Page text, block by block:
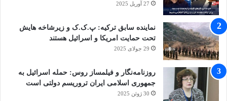
27 آوریل 2025
نماینده سابق ترکیه: پ.ک.ک و زیرشاخه هایش
تحت حمایت امریکا و اسرائیل هستند
29 جولای 2025
روزنامه‌نگار و فیلمساز روس: حمله اسرائیل به
جمهوری اسلامی ایران تروریسم دولتی است
30 ژوئن 2025